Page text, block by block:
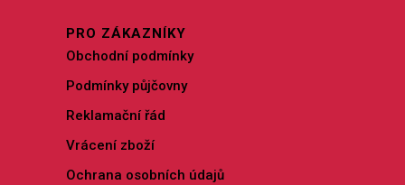
PRO ZÁKAZNÍKY
Obchodní podmínky
Podmínky půjčovny
Reklamační řád
Vrácení zboží
Ochrana osobních údajů